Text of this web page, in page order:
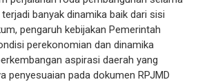
banyak dinamika baik dari sisi
pengaruh kebijakan Pemerintah
perekonomian dan dinamika
aspirasi daerah yang
penyesuaian pada dokumen RPJMD